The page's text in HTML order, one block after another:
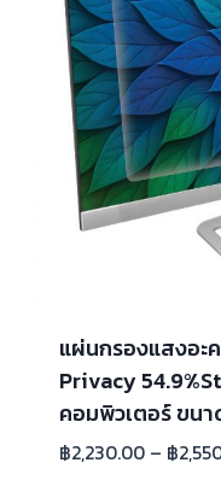
แผ่นกรองแสงอ
Privacy
คอมพิวเตอร์ ขนา
฿2,230.00 – ฿